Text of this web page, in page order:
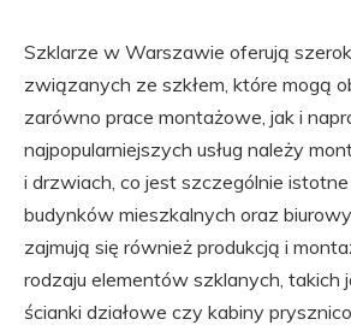
Szklarze w Warszawie oferują
związanych ze szkłem, które mogą
zarówno prace montażowe, jak i
najpopularniejszych usług należy
i drzwiach, co jest szczególnie
budynków mieszkalnych oraz
zajmują się również produkcją i
rodzaju elementów szklanych, takich
ścianki działowe czy kabiny